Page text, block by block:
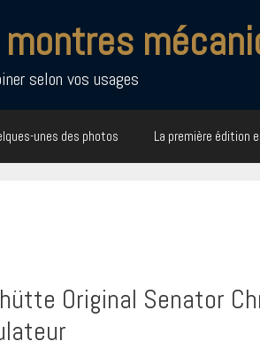
selon vos usages
unes des photos La première édition
Original Senator